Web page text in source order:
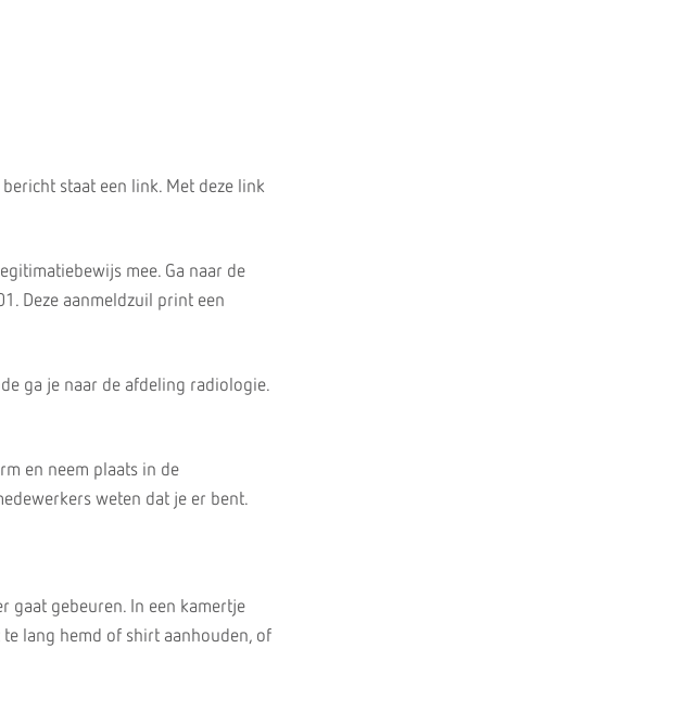
staat een link. Met deze link
mee. Ga naar de
Deze aanmeldzuil print een
ga je naar de afdeling radiologie.
en neem plaats in de
weten dat je er bent.
gaat gebeuren. In een kamertje
lang hemd of shirt aanhouden, of